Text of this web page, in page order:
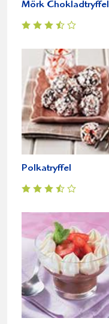
Mörk Chokladtryffel
Polkatryffel